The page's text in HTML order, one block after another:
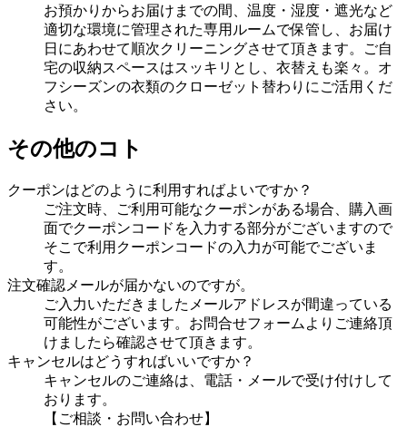
お預かりからお届けまでの間、温度・湿度・遮光など
適切な環境に管理された専用ルームで保管し、お届け
日にあわせて順次クリーニングさせて頂きます。ご自
宅の収納スペースはスッキリとし、衣替えも楽々。オ
フシーズンの衣類のクローゼット替わりにご活用くだ
さい。
その他のコト
クーポンはどのように利用すればよいですか？
ご注文時、ご利用可能なクーポンがある場合、購入画
面でクーポンコードを入力する部分がございますので
そこで利用クーポンコードの入力が可能でございま
す。
注文確認メールが届かないのですが。
ご入力いただきましたメールアドレスが間違っている
可能性がございます。お問合せフォームよりご連絡頂
けましたら確認させて頂きます。
キャンセルはどうすればいいですか？
キャンセルのご連絡は、電話・メールで受け付けして
おります。
【ご相談・お問い合わせ】